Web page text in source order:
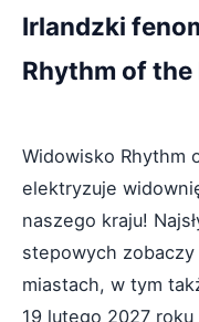
Irlandzki
Rhythm of the
Widowisko Rhythm
elektryzuje
naszego kraju!
stepowych
miastach, w tym
19 lutego 2027